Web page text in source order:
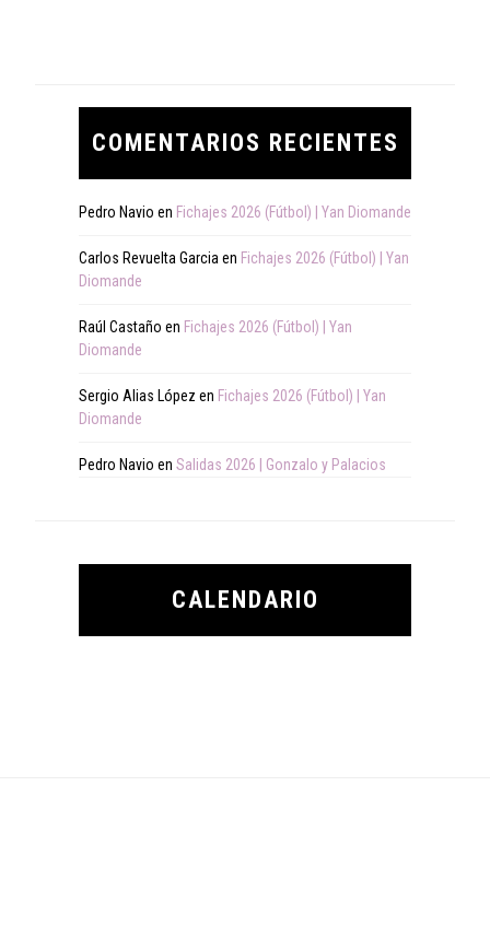
COMENTARIOS RECIENTES
Pedro Navio en Fichajes 2026 (Fútbol) | Yan Diomande
Carlos Revuelta Garcia en Fichajes 2026 (Fútbol) | Yan
Diomande
Raúl Castaño en Fichajes 2026 (Fútbol) | Yan
Diomande
Sergio Alias López en Fichajes 2026 (Fútbol) | Yan
Diomande
Pedro Navio en Salidas 2026 | Gonzalo y Palacios
CALENDARIO